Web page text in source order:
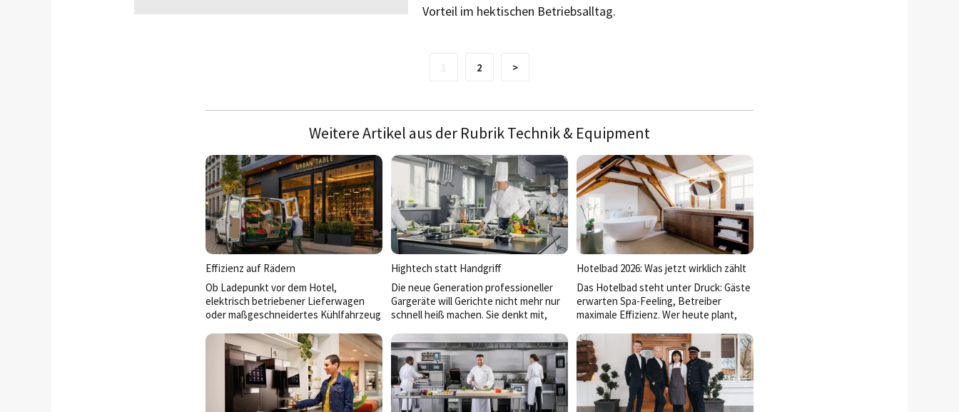
Vorteil im hektischen Betriebsalltag.
2 >
Weitere Artikel aus der Rubrik Technik & Equipment
Effizienz auf Rädern
Ob Ladepunkt vor dem Hotel,
elektrisch betriebener Lieferwagen
oder maßgeschneidertes Kühlfahrzeug
für Hotellerie und Gastronomie
inzwischen zum strategischen Faktor
für Wirtschaftlichkeit, Nachhaltigkeit
und Gästezufriedenheit. Gleichzeitig
steigen die Anforderungen an Betriebe
Hightech statt Handgriff
Die neue Generation professioneller
Gargeräte will Gerichte nicht mehr nur
schnell heiß machen. Sie denkt mit,
reproduzierbare Ergebnisse und bringt
unterschiedlichste Foodkonzepte
unter einen Hut – vom Snack bis zum
Fine-Dining-Tellergericht. Zwischen
Highspeed-Technologie, modularen
Hotelbad 2026: Was jetzt wirklich zählt
Das Hotelbad steht unter Druck: Gäste
erwarten Spa-Feeling, Betreiber
maximale Effizienz. Wer heute plant,
Alltagstauglichkeit. Neue Projekte und
Produkte zeigen, wie sich dieser
Spagat meistern lässt.